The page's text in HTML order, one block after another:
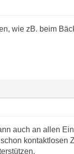
wie zB. beim
auch an allen
kontaktlosen